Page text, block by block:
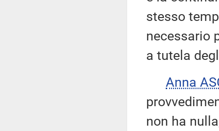
stesso
necessario
a tutela
Anna
non ha